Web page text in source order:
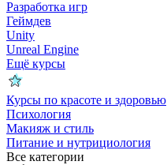
Разработка игр
Геймдев
Unity
Unreal Engine
Ещё курсы
Курсы по красоте и здоровью
Психология
Макияж и стиль
Питание и нутрициология
Все категории